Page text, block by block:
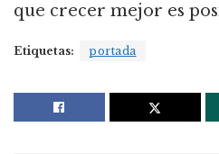
que crecer mejor es
Etiquetas: portada